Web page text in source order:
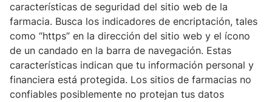
características de seguridad del sitio web de la
farmacia. Busca los indicadores de encriptación, tales
como “https” en la dirección del sitio web y el ícono
de un candado en la barra de navegación. Estas
características indican que tu información personal y
financiera está protegida. Los sitios de farmacias no
confiables posiblemente no protejan tus datos